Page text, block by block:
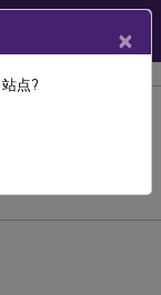
×
点?